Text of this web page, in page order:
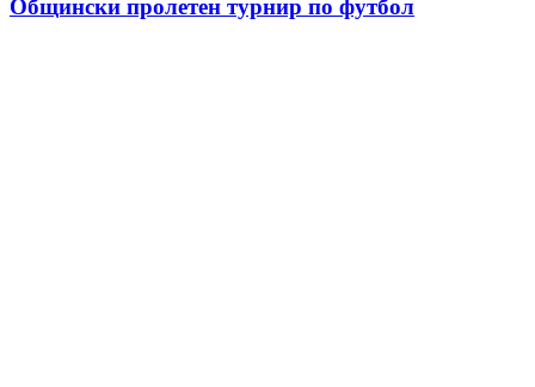
Общински пролетен турнир по футбол